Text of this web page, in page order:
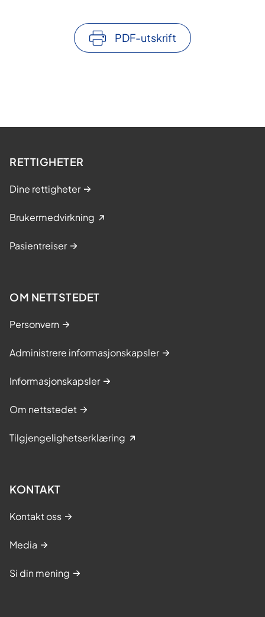
PDF-utskrift
RETTIGHETER
Dine rettigheter
Brukermedvirkning
Pasientreiser
OM NETTSTEDET
Personvern
Administrere informasjonskapsler
Informasjonskapsler
Om nettstedet
Tilgjengelighetserklæring
KONTAKT
Kontakt oss
Media
Si din mening